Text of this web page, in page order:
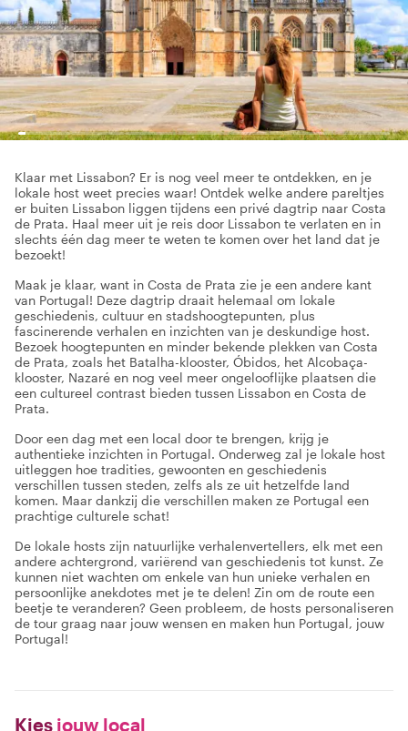
Klaar met Lissabon? Er is nog veel meer te ontdekken, en je
lokale host weet precies waar! Ontdek welke andere pareltjes
er buiten Lissabon liggen tijdens een privé dagtrip naar Costa
de Prata. Haal meer uit je reis door Lissabon te verlaten en in
slechts één dag meer te weten te komen over het land dat je
bezoekt!
Maak je klaar, want in Costa de Prata zie je een andere kant
van Portugal! Deze dagtrip draait helemaal om lokale
geschiedenis, cultuur en stadshoogtepunten, plus
fascinerende verhalen en inzichten van je deskundige host.
Bezoek hoogtepunten en minder bekende plekken van Costa
de Prata, zoals het Batalha-klooster, Óbidos, het Alcobaça-
klooster, Nazaré en nog veel meer ongelooflijke plaatsen die
een cultureel contrast bieden tussen Lissabon en Costa de
Prata.
Door een dag met een local door te brengen, krijg je
authentieke inzichten in Portugal. Onderweg zal je lokale host
uitleggen hoe tradities, gewoonten en geschiedenis
verschillen tussen steden, zelfs als ze uit hetzelfde land
komen. Maar dankzij die verschillen maken ze Portugal een
prachtige culturele schat!
De lokale hosts zijn natuurlijke verhalenvertellers, elk met een
andere achtergrond, variërend van geschiedenis tot kunst. Ze
kunnen niet wachten om enkele van hun unieke verhalen en
persoonlijke anekdotes met je te delen! Zin om de route een
beetje te veranderen? Geen probleem, de hosts personaliseren
de tour graag naar jouw wensen en maken hun Portugal, jouw
Portugal!
Kies jouw local